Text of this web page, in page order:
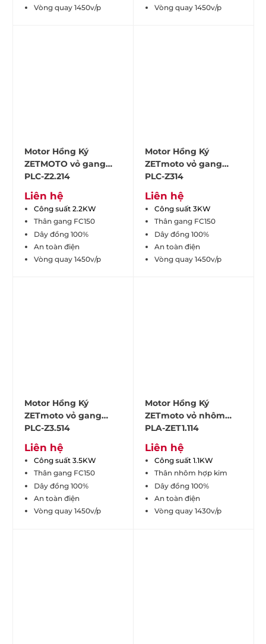
Vòng quay 1450v/p
Vòng quay 1450v/p
Motor Hồng Ký
ZETMOTO vỏ gang
PLC-Z2.214
Liên hệ
Công suất 2.2KW
Thân gang FC150
Dây đồng 100%
An toàn điện
Vòng quay 1450v/p
Motor Hồng Ký
ZETmoto vỏ gang
PLC-Z314
Liên hệ
Công suất 3KW
Thân gang FC150
Dây đồng 100%
An toàn điện
Vòng quay 1450v/p
Motor Hồng Ký
ZETmoto vỏ gang
PLC-Z3.514
Liên hệ
Công suất 3.5KW
Thân gang FC150
Dây đồng 100%
An toàn điện
Vòng quay 1450v/p
Motor Hồng Ký
ZETmoto vỏ nhôm
PLA-ZET1.114
Liên hệ
Công suất 1.1KW
Thân nhôm hợp kim
Dây đồng 100%
An toàn điện
Vòng quay 1430v/p